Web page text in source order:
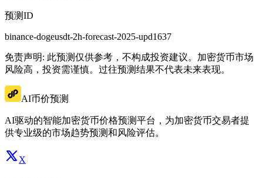
预测ID
binance-dogeusdt-2h-forecast-2025-upd1637
免责声明: 此预测仅供参考，不构成投资建议。加密货币市场
风险高，投资需谨慎。过往预测结果不代表未来表现。
AI币价预测
AI驱动的智能加密货币价格预测平台，为加密货币交易者提
供专业级的市场趋势预测和风险评估。
X